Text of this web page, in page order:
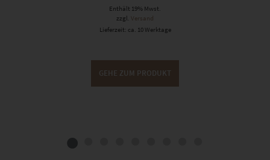
Enthält 19% Mwst.
zzgl. Versand
Lieferzeit: ca. 10 Werktage
GEHE ZUM PRODUKT